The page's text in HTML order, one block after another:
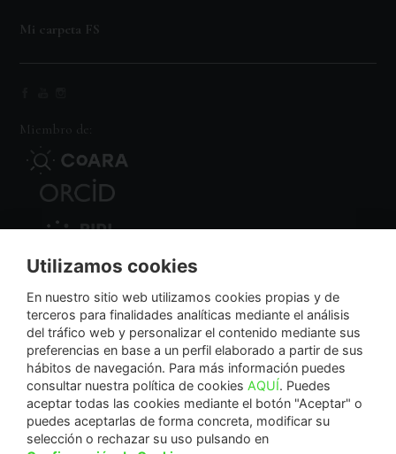
Mi carpeta FS
Miembro de:
Nodo Regional
NextGenerationEU
La Fundación Séneca-Agencia de Ciencia y Tecnología de la Región de Murcia es una
entidad sin ánimo de lucro, bajo forma de fundación del sector público autonómico, inscrita
Utilizamos cookies
En nuestro sitio web utilizamos cookies propias y de
terceros para finalidades analíticas mediante el análisis
del tráfico web y personalizar el contenido mediante sus
preferencias en base a un perfil elaborado a partir de sus
hábitos de navegación. Para más información puedes
consultar nuestra política de cookies AQUÍ. Puedes
aceptar todas las cookies mediante el botón "Aceptar" o
puedes aceptarlas de forma concreta, modificar su
selección o rechazar su uso pulsando en